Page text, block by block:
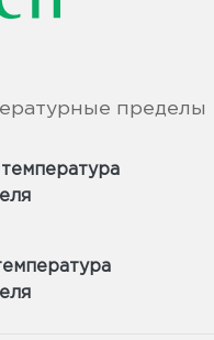
пределы